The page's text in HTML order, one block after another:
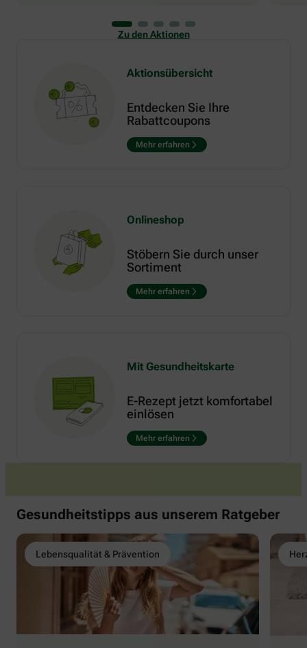
Zu den Aktionen
Aktionsübersicht
Entdecken Sie Ihre
Rabattcoupons
Mehr erfahren
Onlineshop
Stöbern Sie durch unser
Sortiment
Mehr erfahren
Mit Gesundheitskarte
E-Rezept jetzt komfortabel
einlösen
Mehr erfahren
Gesundheitstipps aus unserem Ratgeber
Lebensqualität & Prävention